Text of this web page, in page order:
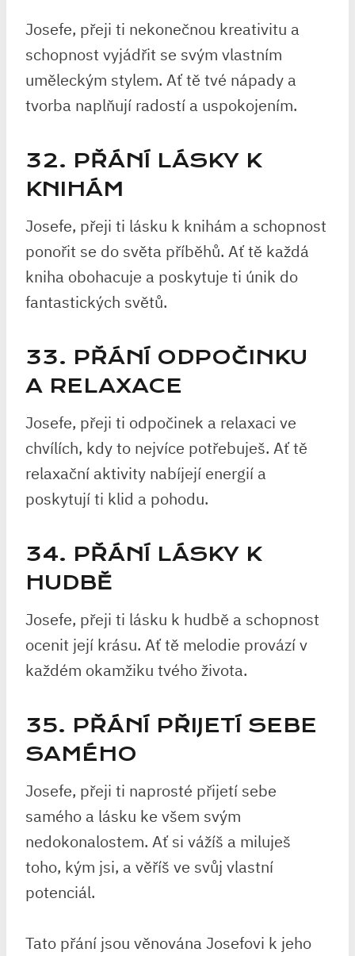
Josefe, přeji ti nekonečnou kreativitu a
schopnost vyjádřit se svým vlastním
uměleckým stylem. Ať tě tvé nápady a
tvorba naplňují radostí a uspokojením.
32. PŘÁNÍ LÁSKY K
KNIHÁM
Josefe, přeji ti lásku k knihám a schopnost
ponořit se do světa příběhů. Ať tě každá
kniha obohacuje a poskytuje ti únik do
fantastických světů.
33. PŘÁNÍ ODPOČINKU
A RELAXACE
Josefe, přeji ti odpočinek a relaxaci ve
chvílích, kdy to nejvíce potřebuješ. Ať tě
relaxační aktivity nabíjejí energií a
poskytují ti klid a pohodu.
34. PŘÁNÍ LÁSKY K
HUDBĚ
Josefe, přeji ti lásku k hudbě a schopnost
ocenit její krásu. Ať tě melodie provází v
každém okamžiku tvého života.
35. PŘÁNÍ PŘIJETÍ SEBE
SAMÉHO
Josefe, přeji ti naprosté přijetí sebe
samého a lásku ke všem svým
nedokonalostem. Ať si vážíš a miluješ
toho, kým jsi, a věříš ve svůj vlastní
potenciál.
Tato přání jsou věnována Josefovi k jeho